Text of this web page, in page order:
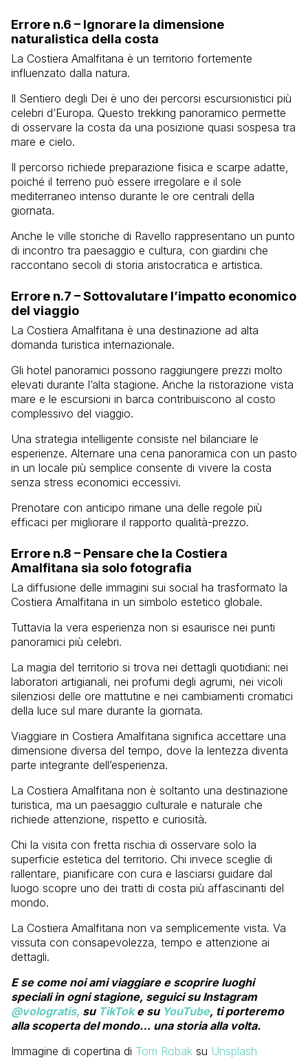
Errore n.6 – Ignorare la dimensione
naturalistica della costa
La Costiera Amalfitana è un territorio fortemente
influenzato dalla natura.
Il Sentiero degli Dei è uno dei percorsi escursionistici più
celebri d’Europa. Questo trekking panoramico permette
di osservare la costa da una posizione quasi sospesa tra
mare e cielo.
Il percorso richiede preparazione fisica e scarpe adatte,
poiché il terreno può essere irregolare e il sole
mediterraneo intenso durante le ore centrali della
giornata.
Anche le ville storiche di Ravello rappresentano un punto
di incontro tra paesaggio e cultura, con giardini che
raccontano secoli di storia aristocratica e artistica.
Errore n.7 – Sottovalutare l’impatto economico
del viaggio
La Costiera Amalfitana è una destinazione ad alta
domanda turistica internazionale.
Gli hotel panoramici possono raggiungere prezzi molto
elevati durante l’alta stagione. Anche la ristorazione vista
mare e le escursioni in barca contribuiscono al costo
complessivo del viaggio.
Una strategia intelligente consiste nel bilanciare le
esperienze. Alternare una cena panoramica con un pasto
in un locale più semplice consente di vivere la costa
senza stress economici eccessivi.
Prenotare con anticipo rimane una delle regole più
efficaci per migliorare il rapporto qualità-prezzo.
Errore n.8 – Pensare che la Costiera
Amalfitana sia solo fotografia
La diffusione delle immagini sui social ha trasformato la
Costiera Amalfitana in un simbolo estetico globale.
Tuttavia la vera esperienza non si esaurisce nei punti
panoramici più celebri.
La magia del territorio si trova nei dettagli quotidiani: nei
laboratori artigianali, nei profumi degli agrumi, nei vicoli
silenziosi delle ore mattutine e nei cambiamenti cromatici
della luce sul mare durante la giornata.
Viaggiare in Costiera Amalfitana significa accettare una
dimensione diversa del tempo, dove la lentezza diventa
parte integrante dell’esperienza.
La Costiera Amalfitana non è soltanto una destinazione
turistica, ma un paesaggio culturale e naturale che
richiede attenzione, rispetto e curiosità.
Chi la visita con fretta rischia di osservare solo la
superficie estetica del territorio. Chi invece sceglie di
rallentare, pianificare con cura e lasciarsi guidare dal
luogo scopre uno dei tratti di costa più affascinanti del
mondo.
La Costiera Amalfitana non va semplicemente vista. Va
vissuta con consapevolezza, tempo e attenzione ai
dettagli.
E se come noi ami viaggiare e scoprire luoghi
speciali in ogni stagione, seguici su Instagram
@vologratis, su TikToke su YouTube, ti porteremo
alla scoperta del mondo… una storia alla volta.
Immagine di copertina di Tom Robak su Unsplash